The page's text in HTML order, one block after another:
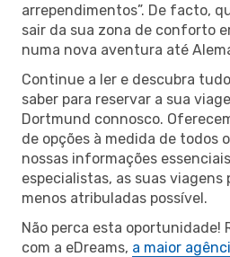
arrependimentos”. De facto,
sair da sua zona de conforto
numa nova aventura até
Continue a ler e descubra
saber para reservar a sua
Dortmund connosco.
de opções à medida de todos
nossas informações
especialistas, as suas viagens
menos atribuladas possível.
Não perca esta oportunidade!
com a eDreams, a maior